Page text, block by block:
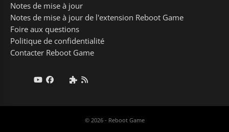
Notes de mise à jour
Notes de mise à jour de l'extension Reboot Game
Foire aux questions
Politique de confidentialité
Contacter Reboot Game
© 2026 - Reboot Game